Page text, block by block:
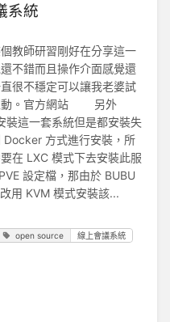
系統
師研習剛好在分享這一
不錯而且操作介面感覺還
很不穩定可以讓我老婆試
動。官方網站 另外
裝這一套系統但是都安裝失
Docker 方式進行安裝，所
在 LXC 模式下去安裝此服
設定檔，那由於 BUBU
用 KVM 模式安裝該...
open source 線上會議系統